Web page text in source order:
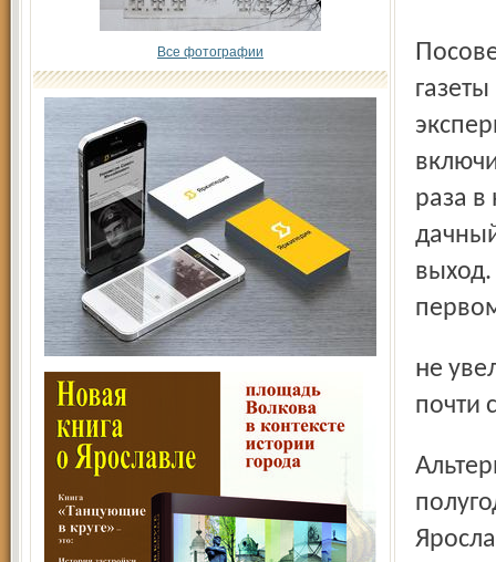
Все фотографии Посоветовавшись с читательским активом, редакция
раза в
выход.
не увеличивать стоимость подписки: экономия составит
почти
Альтернативная подписка на «Северный край» на 2-е